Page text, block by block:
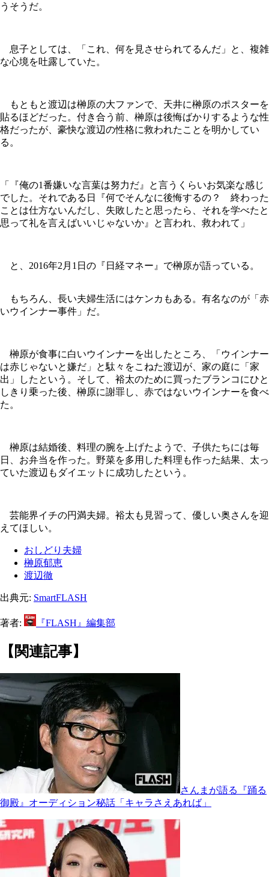
うそうだ。
息子としては、「これ、何を見させられてるんだ」と、複雑
な心境を吐露していた。
もともと渡辺は榊原の大ファンで、天井に榊原のポスターを
貼るほどだった。付き合う前、榊原は後悔ばかりするような性
格だったが、豪快な渡辺の性格に救われたことを明かしてい
る。
「『俺の1番嫌いな言葉は努力だ』と言うくらいお気楽な感じ
でした。それである日『何でそんなに後悔するの？ 終わった
ことは仕方ないんだし、失敗したと思ったら、それを学べたと
思って礼を言えばいいじゃないか』と言われ、救われて」
と、2016年2月1日の『日経マネー』で榊原が語っている。
もちろん、長い夫婦生活にはケンカもある。有名なのが「赤
いウインナー事件」だ。
榊原が食事に白いウインナーを出したところ、「ウインナー
は赤じゃないと嫌だ」と駄々をこねた渡辺が、家の庭に「家
出」したという。そして、裕太のために買ったブランコにひと
しきり乗った後、榊原に謝罪し、赤ではないウインナーを食べ
た。
榊原は結婚後、料理の腕を上げたようで、子供たちには毎
日、お弁当を作った。野菜を多用した料理も作った結果、太っ
ていた渡辺もダイエットに成功したという。
芸能界イチの円満夫婦。裕太も見習って、優しい奥さんを迎
えてほしい。
おしどり夫婦
榊原郁恵
渡辺徹
出典元: SmartFLASH
著者: 『FLASH』編集部
【関連記事】
さんまが語る『踊る
御殿』オーディション秘話「キャラさえあれば」